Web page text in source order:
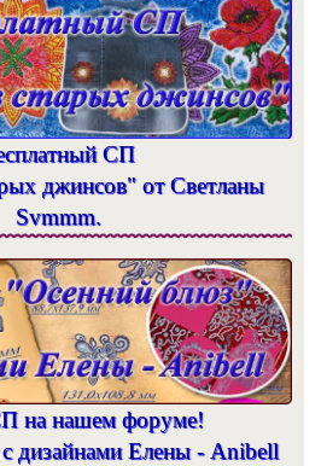
СП
джинсов" от Светланы
Svmmm.
на нашем форуме!
дизайнами Елены - Anibell